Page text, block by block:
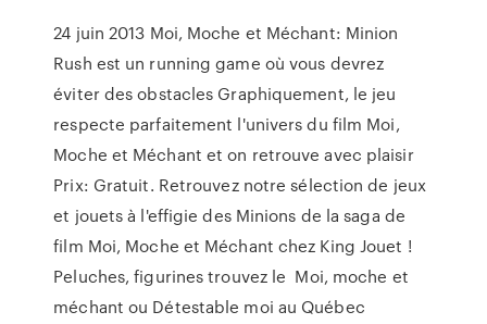
24 juin 2013 Moi, Moche et Méchant: Minion
Rush est un running game où vous devrez
éviter des obstacles Graphiquement, le jeu
respecte parfaitement l'univers du film Moi,
Moche et Méchant et on retrouve avec plaisir
Prix: Gratuit. Retrouvez notre sélection de jeux
et jouets à l'effigie des Minions de la saga de
film Moi, Moche et Méchant chez King Jouet !
Peluches, figurines trouvez le Moi, moche et
méchant ou Détestable moi au Québec